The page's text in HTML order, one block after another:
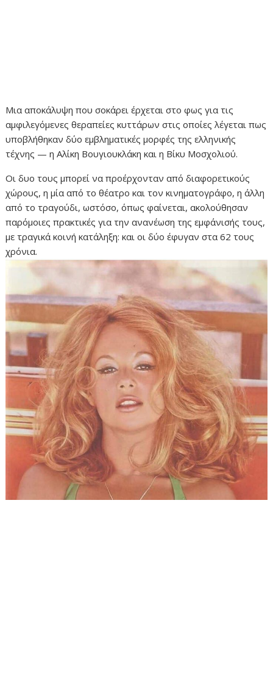
Μια αποκάλυψη που σοκάρει έρχεται στο φως για τις
αμφιλεγόμενες θεραπείες κυττάρων στις οποίες λέγεται πως
υποβλήθηκαν δύο εμβληματικές μορφές της ελληνικής
τέχνης — η Αλίκη Βουγιουκλάκη και η Βίκυ Μοσχολιού.
Οι δυο τους μπορεί να προέρχονταν από διαφορετικούς
χώρους, η μία από το θέατρο και τον κινηματογράφο, η άλλη
από το τραγούδι, ωστόσο, όπως φαίνεται, ακολούθησαν
παρόμοιες πρακτικές για την ανανέωση της εμφάνισής τους,
με τραγικά κοινή κατάληξη: και οι δύο έφυγαν στα 62 τους
χρόνια.